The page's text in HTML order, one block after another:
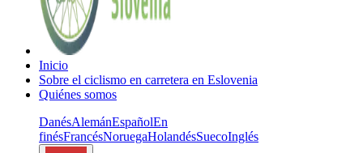
Inicio
Sobre el ciclismo en carretera en Eslovenia
Quiénes somos
DanésAlemánEspañolEn
finésFrancésNoruegaHolandésSuecoInglés